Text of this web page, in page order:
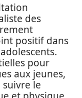
des
positif dans
pour
aux jeunes,
le